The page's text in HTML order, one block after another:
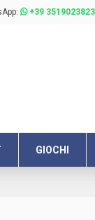
+39 3519023823
GIOCHI